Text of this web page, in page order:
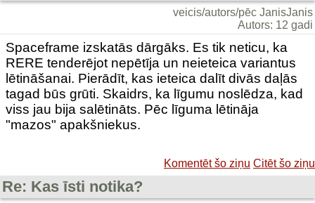
veicis/autors/pēc JanisJanis
Autors: 12 gadi
Spaceframe izskatās dārgāks. Es tik neticu, ka
RERE tenderējot nepētīja un neieteica variantus
lētināšanai. Pierādīt, kas ieteica dalīt divās daļās
tagad būs grūti. Skaidrs, ka līgumu noslēdza, kad
viss jau bija salētināts. Pēc līguma lētināja
"mazos" apakšniekus.
Komentēt šo ziņu Citēt šo ziņu
Re: Kas īsti notika?